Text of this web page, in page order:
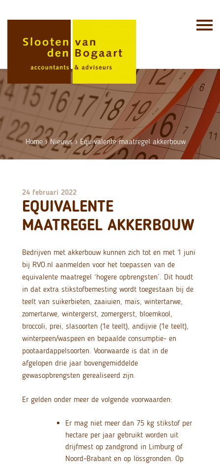
Home ›Nieuws› Equivalente maatregel akkerbouw
24 februari 2022
EQUIVALENTE
MAATREGEL AKKERBOUW
Bedrijven met akkerbouw kunnen zich tot en met 1 juni
bij RVO.nl aanmelden voor het toepassen van de
equivalente maatregel ‘hogere opbrengsten’. Dit houdt
in dat extra stikstofbemesting wordt toegestaan bij de
teelt van suikerbieten, zaaiuien, maïs, wintertarwe,
zomertarwe, wintergerst, zomergerst, bloemkool,
broccoli, prei, slasoorten (1e teelt), andijvie (1e teelt),
winterpeen/waspeen en bepaalde consumptie- en
pootaardappelsoorten. Voorwaarde is dat in de
afgelopen drie jaar bovengemiddelde
gewasopbrengsten gerealiseerd zijn.
Er gelden onder meer de volgende voorwaarden:
Er mag niet meer dan 75 kg stikstof per
hectare per jaar gebruikt worden uit
drijfmest op zandgrond in Limburg of
Noord-Brabant en op lössgronden. Op